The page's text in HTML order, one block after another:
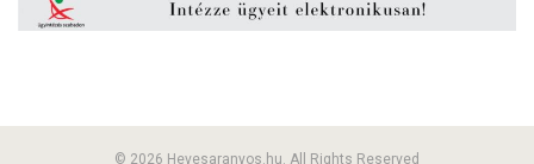
© 2026 Hevesaranyos.hu. All Rights Reserved